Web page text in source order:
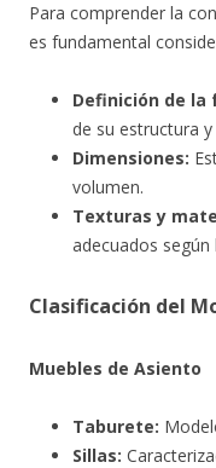
Para comprender la
es fundamental
Definición de la
de su estructura
Dimensiones:
volumen.
Texturas y
adecuados
Clasificación del
Muebles de Asiento
Taburete:
Sillas: